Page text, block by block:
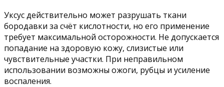
Уксус действительно может разрушать ткани
бородавки за счёт кислотности, но его применение
требует максимальной осторожности. Не допускается
попадание на здоровую кожу, слизистые или
чувствительные участки. При неправильном
использовании возможны ожоги, рубцы и усиление
воспаления.